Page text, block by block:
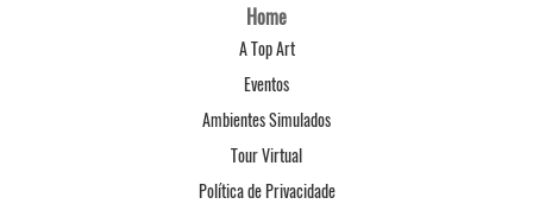
Home
A Top Art
Eventos
Ambientes Simulados
Tour Virtual
Política de Privacidade